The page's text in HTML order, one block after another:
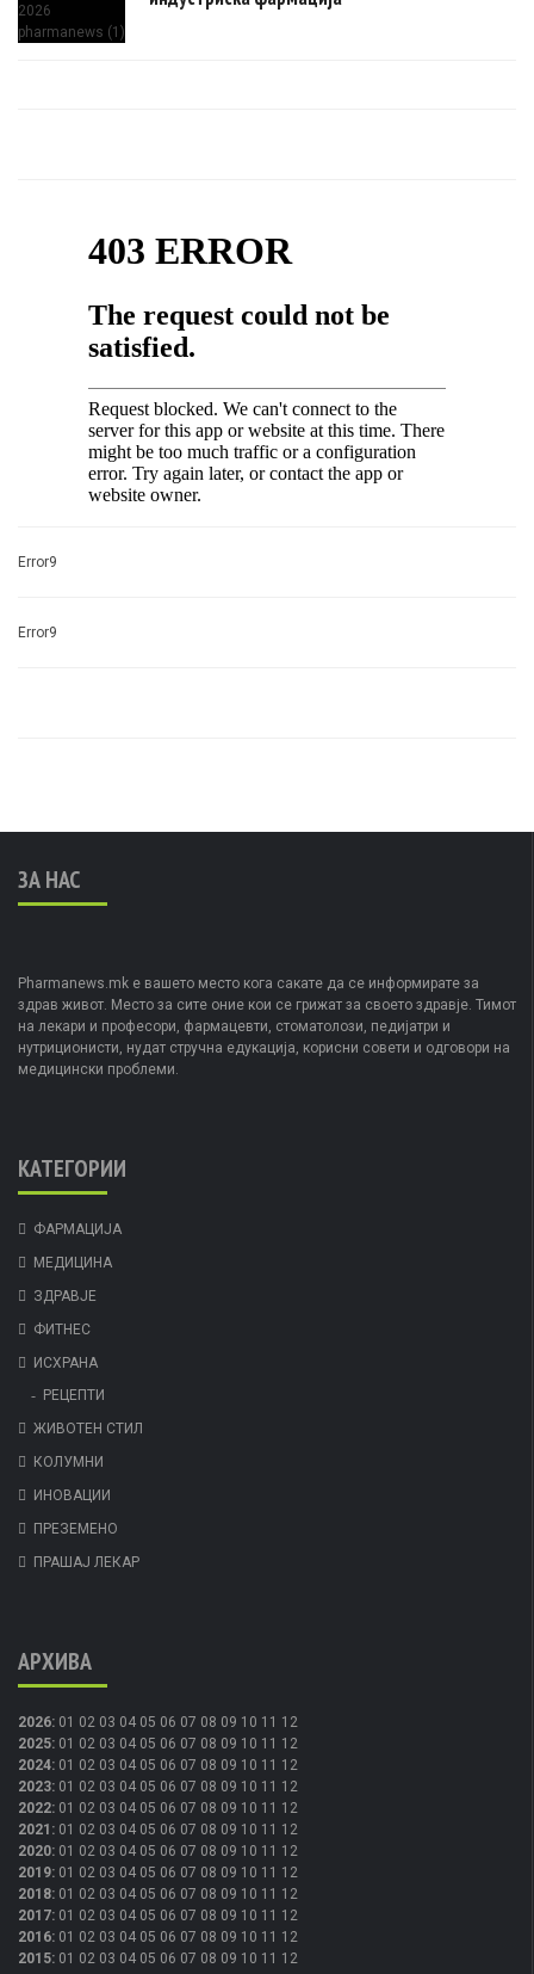
Error9
Error9
ЗА НАС
Pharmanews.mk е вашето место кога сакате да се информирате за
здрав живот. Место за сите оние кои се грижат за своето здравје. Тимот
на лекари и професори, фармацевти, стоматолози, педијатри и
нутриционисти, нудат стручна едукација, корисни совети и одговори на
медицински проблеми.
КАТЕГОРИИ
ФАРМАЦИЈА
МЕДИЦИНА
ЗДРАВЈЕ
ФИТНЕС
ИСХРАНА
РЕЦЕПТИ
ЖИВОТЕН СТИЛ
КОЛУМНИ
ИНОВАЦИИ
ПРЕЗЕМЕНО
ПРАШАЈ ЛЕКАР
АРХИВА
2026: 01 02 03 04 05 06 07 08 09 10 11 12
2025: 01 02 03 04 05 06 07 08 09 10 11 12
2024: 01 02 03 04 05 06 07 08 09 10 11 12
2023: 01 02 03 04 05 06 07 08 09 10 11 12
2022: 01 02 03 04 05 06 07 08 09 10 11 12
2021 : 01 02 03 04 05 06 07 08 09 10 11 12
2020: 01 02 03 04 05 06 07 08 09 10 11 12
2019: 01 02 03 04 05 06 07 08 09 10 11 12
2018: 01 02 03 04 05 06 07 08 09 10 11 12
2017: 01 02 03 04 05 06 07 08 09 10 11 12
2016: 01 02 03 04 05 06 07 08 09 10 11 12
2015: 01 02 03 04 05 06 07 08 09 10 11 12